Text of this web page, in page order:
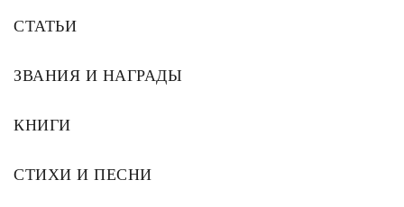
СТАТЬИ
ЗВАНИЯ И НАГРАДЫ
КНИГИ
СТИХИ И ПЕСНИ